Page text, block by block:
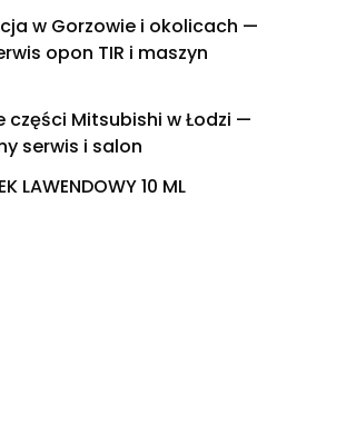
w Gorzowie i okolicach —
opon TIR i maszyn
części Mitsubishi w Łodzi —
serwis i salon
LAWENDOWY 10 ML